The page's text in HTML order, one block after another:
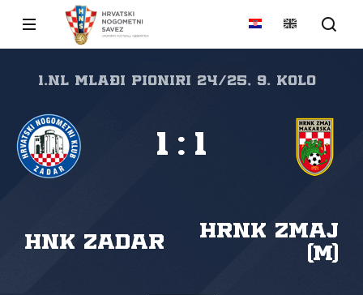
1.nl Mlađi pioniri 24/25, 9. kolo
HNK Zadar
HRNK Zmaj
(M)
1 : 1